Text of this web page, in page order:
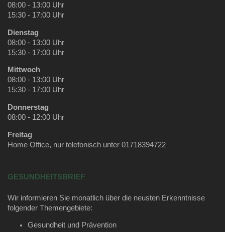
08:00 - 13:00 Uhr
15:30 - 17:00 Uhr
Dienstag
08:00 - 13:00 Uhr
15:30 - 17:00 Uhr
Mittwoch
08:00 - 13:00 Uhr
15:30 - 17:00 Uhr
Donnerstag
08:00 - 12:00 Uhr
Freitag
Home Office, nur telefonisch unter 01718394722
GESUNDHEITSBRIEF
Wir informieren Sie monatlich über die neusten Erkenntnisse
folgender Themengebiete:
Gesundheit und Prävention